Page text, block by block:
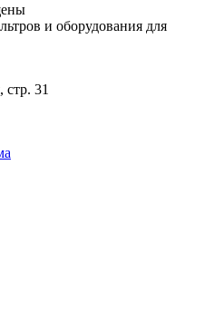
и оборудования для
стр. 31